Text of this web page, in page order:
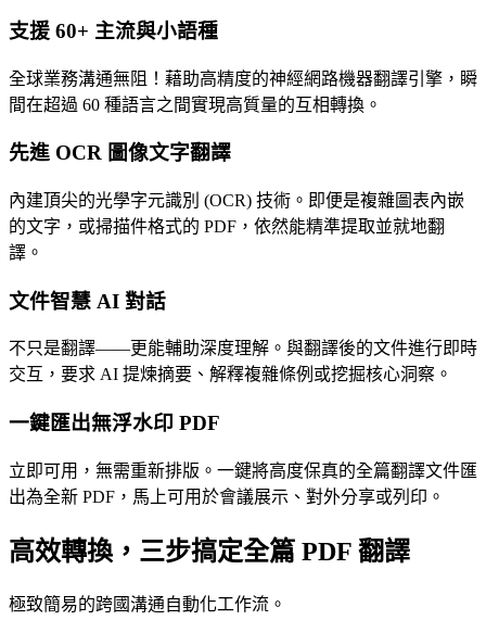
支援 60+ 主流與小語種
全球業務溝通無阻！藉助高精度的神經網路機器翻譯引擎，瞬
間在超過 60 種語言之間實現高質量的互相轉換。
先進 OCR 圖像文字翻譯
內建頂尖的光學字元識別 (OCR) 技術。即便是複雜圖表內嵌
的文字，或掃描件格式的 PDF，依然能精準提取並就地翻
譯。
文件智慧 AI 對話
不只是翻譯——更能輔助深度理解。與翻譯後的文件進行即時
交互，要求 AI 提煉摘要、解釋複雜條例或挖掘核心洞察。
一鍵匯出無浮水印 PDF
立即可用，無需重新排版。一鍵將高度保真的全篇翻譯文件匯
出為全新 PDF，馬上可用於會議展示、對外分享或列印。
高效轉換，三步搞定全篇 PDF 翻譯
極致簡易的跨國溝通自動化工作流。